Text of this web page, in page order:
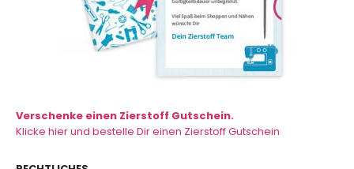
Verschenke einen Zierstoff Gutschein.
Klicke hier und bestelle Dir einen Zierstoff Gutschein